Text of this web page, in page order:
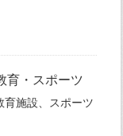
育・スポーツ
施設、スポーツ